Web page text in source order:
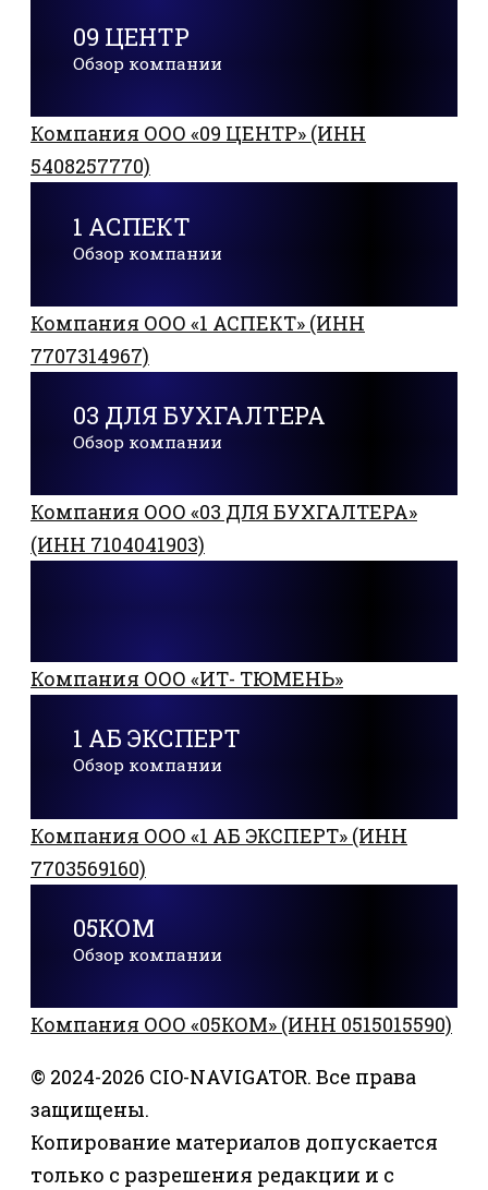
09 ЦЕНТР
Обзор компании
Компания ООО «09 ЦЕНТР» (ИНН
5408257770)
1 АСПЕКТ
Обзор компании
Компания ООО «1 АСПЕКТ» (ИНН
7707314967)
03 ДЛЯ БУХГАЛТЕРА
Обзор компании
Компания ООО «03 ДЛЯ БУХГАЛТЕРА»
(ИНН 7104041903)
Компания ООО «ИТ- ТЮМЕНЬ»
1 АБ ЭКСПЕРТ
Обзор компании
Компания ООО «1 АБ ЭКСПЕРТ» (ИНН
7703569160)
05КОМ
Обзор компании
Компания ООО «05КОМ» (ИНН 0515015590)
© 2024-2026 CIO-NAVIGATOR. Все права
защищены.
Копирование материалов допускается
только с разрешения редакции и с